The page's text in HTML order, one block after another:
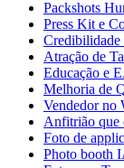
Packshots
Press Kit e
Credibilidade
Atração de
Educação e
Melhoria de
Vendedor no
Anfitrião que
Foto de
Photo booth